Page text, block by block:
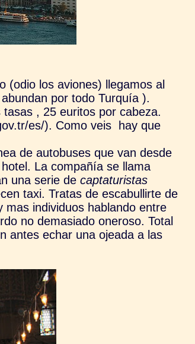
(odio los aviones) llegamos al
por todo Turquía ).
, 25 euritos por cabeza.
es/). Como veis hay que
de autobuses que van desde
La compañía se llama
una serie decaptaturistas
taxi. Tratas de escabullirte de
individuos hablando entre
no demasiado oneroso. Total
antes echar una ojeada a las